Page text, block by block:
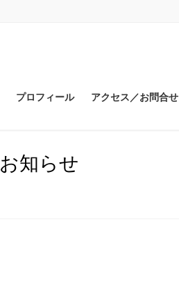
プロフィール アクセス／お問合せ
お知らせ